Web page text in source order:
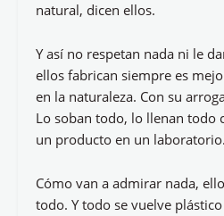
natural, dicen ellos.
Y así no respetan nada ni le
ellos fabrican siempre es
en la naturaleza. Con su
Lo soban todo, lo llenan todo
un producto en un laboratorio.
Cómo van a admirar nada,
todo. Y todo se vuelve